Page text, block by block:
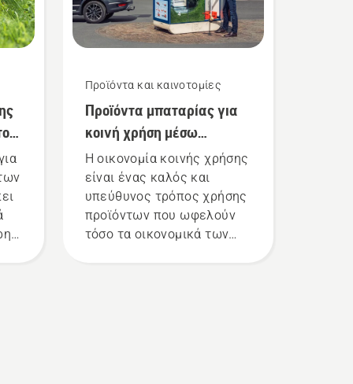
Προϊόντα και καινοτομίες
Προϊόντα μπαταρίας για
κοινή χρήση μέσω
ψηφιακών
εργαλειοθηκών
Η οικονομία κοινής χρήσης
είναι ένας καλός και
υπεύθυνος τρόπος χρήσης
προϊόντων που ωφελούν
τόσο τα οικονομικά των